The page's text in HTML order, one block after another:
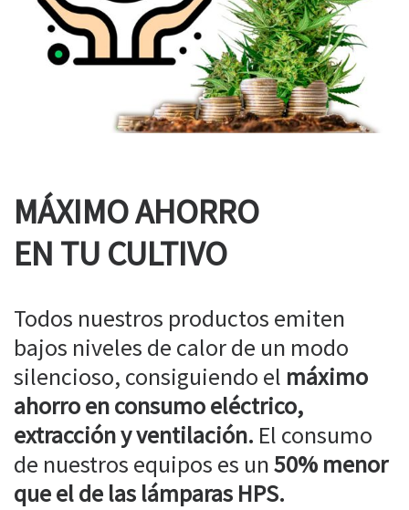
MÁXIMO AHORRO
EN TU CULTIVO
Todos nuestros productos emiten
bajos niveles de calor de un modo
silencioso, consiguiendo el máximo
ahorro en consumo eléctrico,
extracción y ventilación. El consumo
de nuestros equipos es un50% menor
que el de las lámparas HPS.